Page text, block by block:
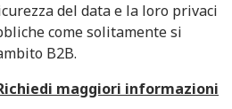
del data e la loro privaci
come solitamente si
B2B.
maggiori informazioni